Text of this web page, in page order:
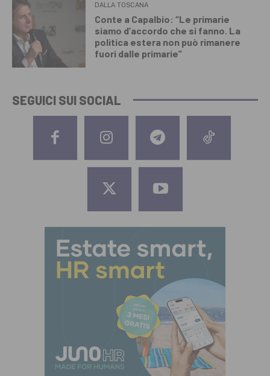
DALLA TOSCANA
Conte a Capalbio: “Le primarie
siamo d’accordo che si fanno. La
politica estera non può rimanere
fuori dalle primarie”
SEGUICI SUI SOCIAL